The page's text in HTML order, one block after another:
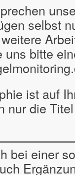
selbst
bitte
ist auf
nur die
bei einer